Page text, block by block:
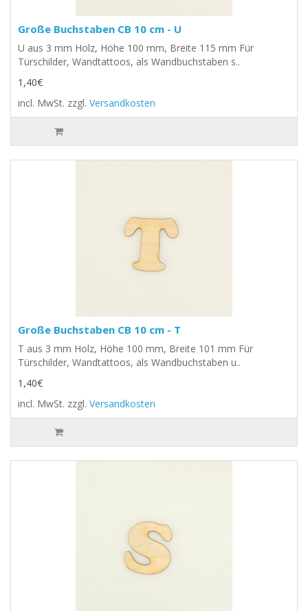
Große Buchstaben CB 10 cm - U
U aus 3 mm Holz, Höhe 100 mm, Breite 115 mm Für
Türschilder, Wandtattoos, als Wandbuchstaben s..
1,40€
incl. MwSt. zzgl. Versandkosten
Große Buchstaben CB 10 cm - T
T aus 3 mm Holz, Höhe 100 mm, Breite 101 mm Für
Türschilder, Wandtattoos, als Wandbuchstaben u..
1,40€
incl. MwSt. zzgl. Versandkosten